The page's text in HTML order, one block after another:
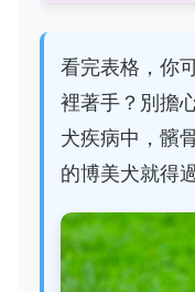
看完表格，你
裡著手？別擔
犬疾病中，髕
的博美犬就得